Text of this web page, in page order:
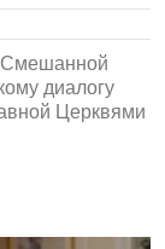
Смешанной
диалогу
Церквями